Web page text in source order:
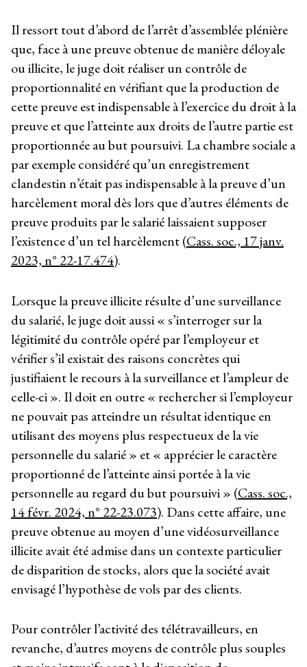
Il ressort tout d’abord de l’arrêt d’assemblée plénière
que, face à une preuve obtenue de manière déloyale
ou illicite, le juge doit réaliser un contrôle de
proportionnalité en vérifiant que la production de
cette preuve est indispensable à l’exercice du droit à la
preuve et que l’atteinte aux droits de l’autre partie est
proportionnée au but poursuivi. La chambre sociale a
par exemple considéré qu’un enregistrement
clandestin n’était pas indispensable à la preuve d’un
harcèlement moral dès lors que d’autres éléments de
preuve produits par le salarié laissaient supposer
l’existence d’un tel harcèlement (Cass. soc., 17 janv.
2023, n° 22-17.474).
Lorsque la preuve illicite résulte d’une surveillance
du salarié, le juge doit aussi « s’interroger sur la
légitimité du contrôle opéré par l’employeur et
vérifier s’il existait des raisons concrètes qui
justifiaient le recours à la surveillance et l’ampleur de
celle-ci ». Il doit en outre « rechercher si l’employeur
ne pouvait pas atteindre un résultat identique en
utilisant des moyens plus respectueux de la vie
personnelle du salarié » et « apprécier le caractère
proportionné de l’atteinte ainsi portée à la vie
personnelle au regard du but poursuivi » (Cass. soc.,
14 févr. 2024, n° 22-23.073). Dans cette affaire, une
preuve obtenue au moyen d’une vidéosurveillance
illicite avait été admise dans un contexte particulier
de disparition de stocks, alors que la société avait
envisagé l’hypothèse de vols par des clients.
Pour contrôler l’activité des télétravailleurs, en
revanche, d’autres moyens de contrôle plus souples